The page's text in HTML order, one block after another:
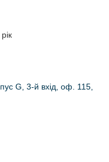
G, 3-й вхід, оф. 115,